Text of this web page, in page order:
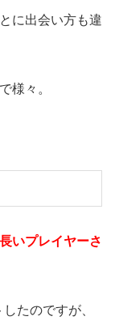
に出会い方も違
様々。
いプレイヤーさ
たのですが、